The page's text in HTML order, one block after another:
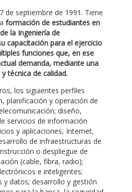
de septiembre de 1991. Tiene
formación de estudiantes en
la Ingeniería de
capacitación para el ejercicio
funciones que, en ese
demanda, mediante una
técnica de calidad.
los siguientes perfiles
planificación y operación de
diseño,
servicios de información
y aplicaciones, Internet,
de infraestructuras de
o despliegue de
(cable, fibra, radio);
e inteligentes;
y datos; desarrollo y gestión